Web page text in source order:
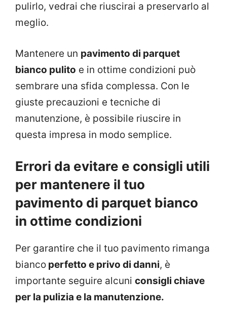
pulirlo, vedrai che riuscirai a preservarlo al
meglio.
Mantenere un pavimento di parquet
bianco pulito e in ottime condizioni può
sembrare una sfida complessa. Con le
giuste precauzioni e tecniche di
manutenzione, è possibile riuscire in
questa impresa in modo semplice.
Errori da evitare e consigli utili
per mantenere il tuo
pavimento di parquet bianco
in ottime condizioni
Per garantire che il tuo pavimento rimanga
bianco perfetto e privo di danni, è
importante seguire alcuni consigli chiave
per la pulizia e la manutenzione.